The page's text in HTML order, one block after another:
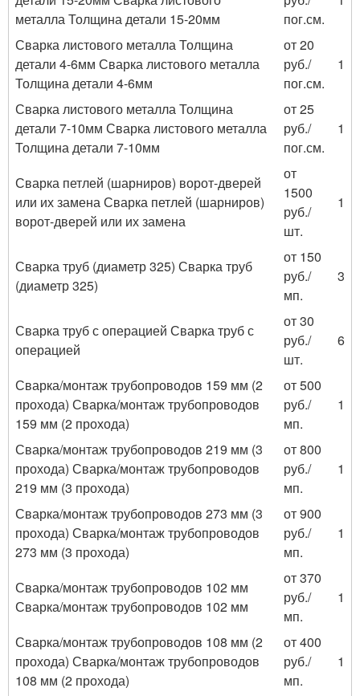
металла Толщина детали 15-20мм
пог.см.
Сварка листового металла Толщина
детали 4-6мм Сварка листового металла
Толщина детали 4-6мм
от 20
руб./
пог.см.
1
Сварка листового металла Толщина
детали 7-10мм Сварка листового металла
Толщина детали 7-10мм
от 25
руб./
пог.см.
1
Сварка петлей (шарниров) ворот-дверей
или их замена Сварка петлей (шарниров)
ворот-дверей или их замена
от
1500
руб./
шт.
1
Сварка труб (диаметр 325) Сварка труб
(диаметр 325)
от 150
руб./
мп.
3
Сварка труб с операцией Сварка труб с
операцией
от 30
руб./
шт.
6
Сварка/монтаж трубопроводов 159 мм (2
прохода) Сварка/монтаж трубопроводов
159 мм (2 прохода)
от 500
руб./
мп.
1
Сварка/монтаж трубопроводов 219 мм (3
прохода) Сварка/монтаж трубопроводов
219 мм (3 прохода)
от 800
руб./
мп.
1
Сварка/монтаж трубопроводов 273 мм (3
прохода) Сварка/монтаж трубопроводов
273 мм (3 прохода)
от 900
руб./
мп.
1
Сварка/монтаж трубопроводов 102 мм
Сварка/монтаж трубопроводов 102 мм
от 370
руб./
мп.
1
Сварка/монтаж трубопроводов 108 мм (2
прохода) Сварка/монтаж трубопроводов
108 мм (2 прохода)
от 400
руб./
мп.
1